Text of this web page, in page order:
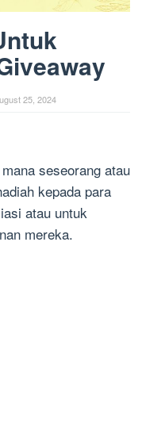
25, 2024
seseorang atau
kepada para
atau untuk
mereka.